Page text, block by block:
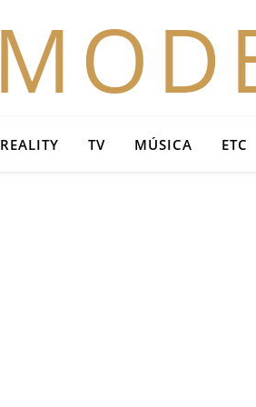
REALITY TV MÚSICA ETC